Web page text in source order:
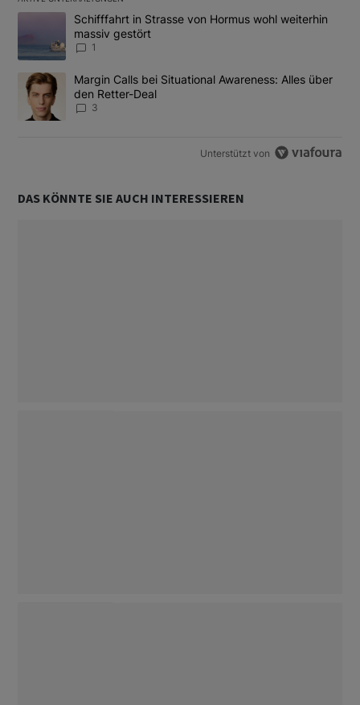
Das Folgende ist eine Liste der am meisten kommentierten
Ein Trendartikel mit dem Titel "Schifffahrt in Strasse von
Schifffahrt in Strasse von Hormus wohl weiterhin
massiv gestört
1
Ein Trendartikel mit dem Titel "Margin Calls bei Situational
Margin Calls bei Situational Awareness: Alles über
den Retter-Deal
3
Unterstützt von
DAS KÖNNTE SIE AUCH INTERESSIEREN